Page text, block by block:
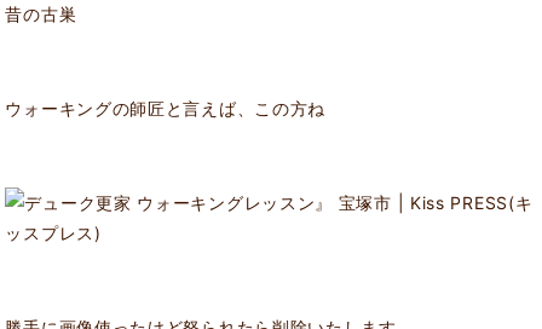
昔の古巣
ウォーキングの師匠と言えば、この方ね